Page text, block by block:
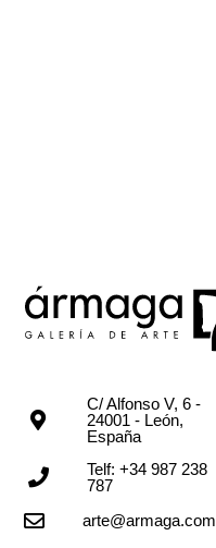
C/ Alfonso V, 6 -
24001 - León,
España
Telf: +34 987 238
787
arte@armaga.com